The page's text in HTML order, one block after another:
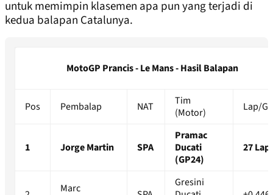
untuk memimpin klasemen apa pun yang terjadi di
kedua balapan Catalunya.
MotoGP Prancis - Le Mans - Hasil Balapan
Pos Pembalap NAT
Tim
(Motor)
Lap/
1 Jorge Martin SPA
Pramac
Ducati
(GP24)
27
Marc
Gresini